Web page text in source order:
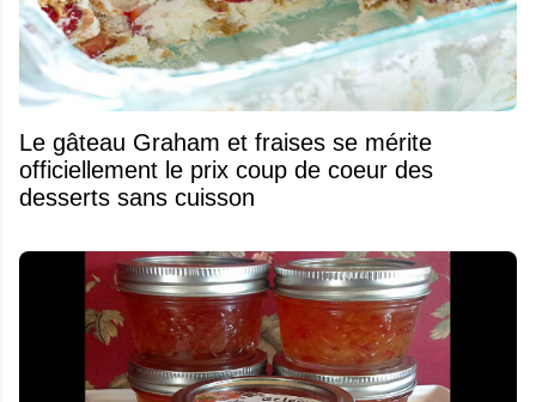
Le gâteau Graham et fraises se mérite
officiellement le prix coup de coeur des
desserts sans cuisson